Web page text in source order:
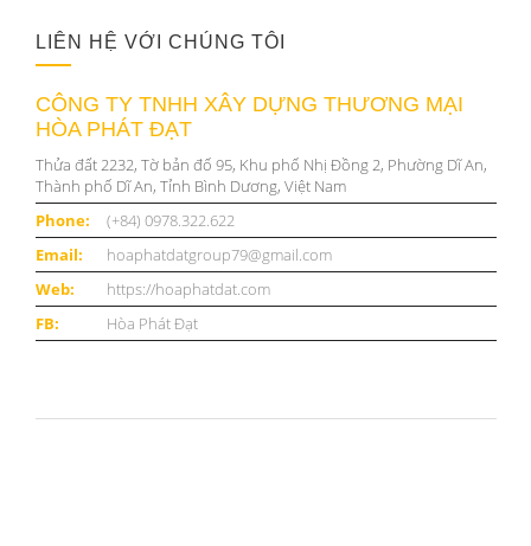
LIÊN HỆ VỚI CHÚNG TÔI
CÔNG TY TNHH XÂY DỰNG THƯƠNG MẠI
HÒA PHÁT ĐẠT
Thửa đất 2232, Tờ bản đố 95, Khu phố Nhị Đồng 2, Phường Dĩ An,
Thành phố Dĩ An, Tỉnh Bình Dương, Việt Nam
Phone:
(+84) 0978.322.622
Email:
hoaphatdatgroup79@gmail.com
Web:
https://hoaphatdat.com
FB:
Hòa Phát Đạt